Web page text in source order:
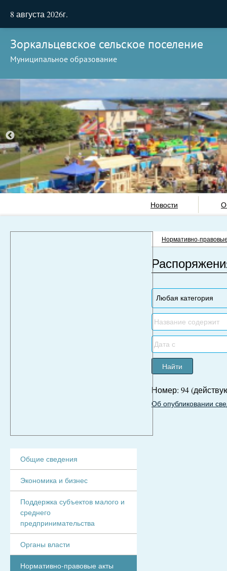
8 августа 2026г.
Зоркальцевское сельское поселение
Муниципальное образование
Новости
Нормативно-
Найти
Номер: 94
Об опубликовании
Общие сведения
Экономика и бизнес
Поддержка субъектов малого и
среднего
предпринимательства
Органы власти
Нормативно-правовые акты